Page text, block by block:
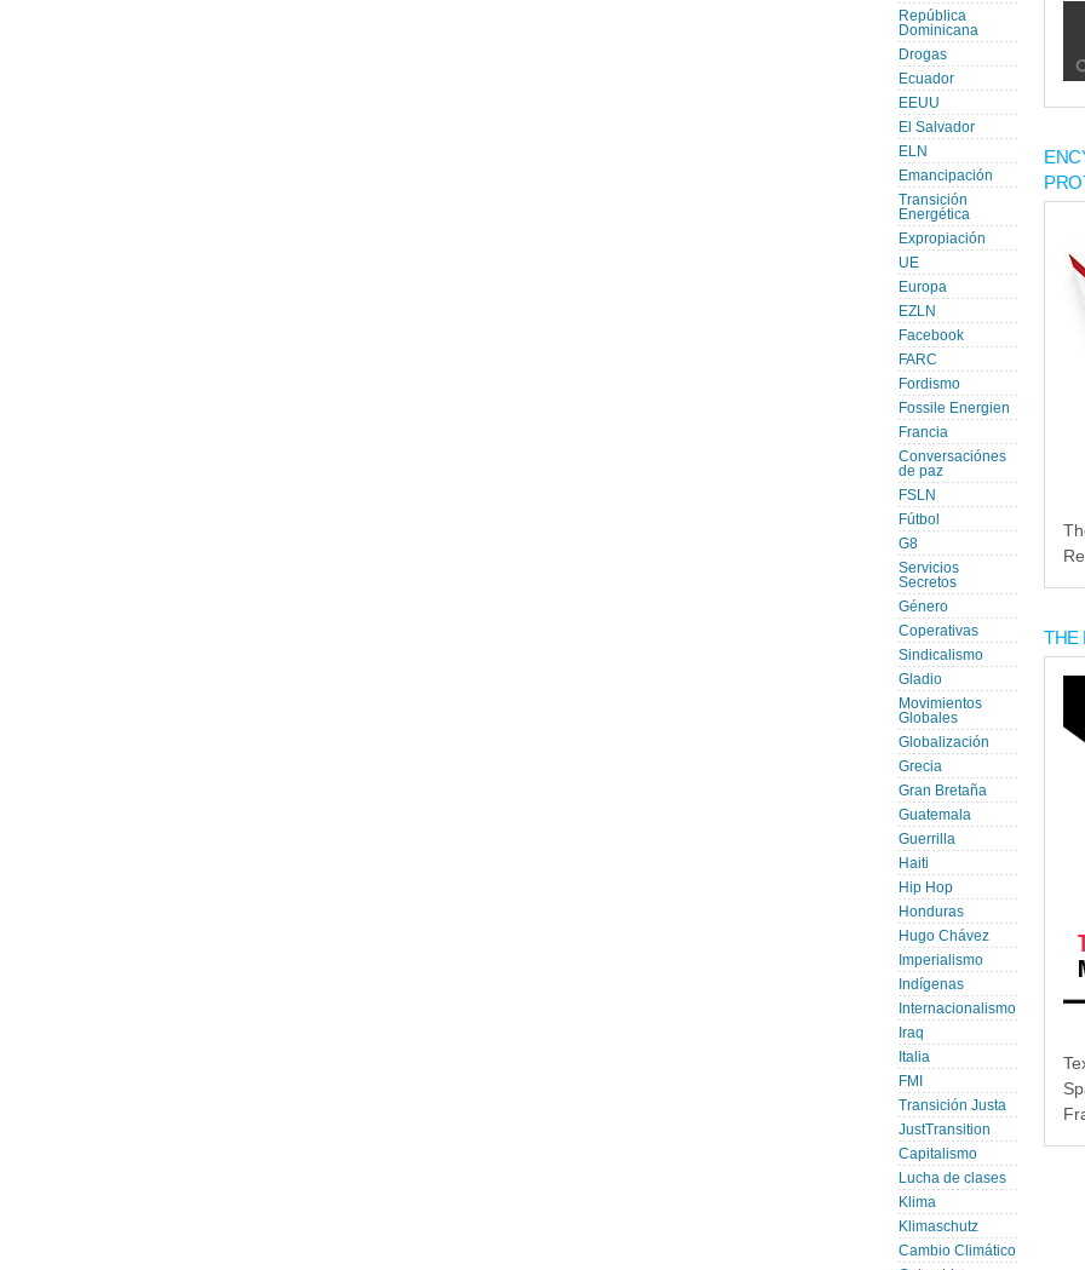
República
Dominicana
Drogas
Ecuador
EEUU
El Salvador
ELN
Emancipación
Transición
Energética
Expropiación
UE
Europa
EZLN
Facebook
FARC
Fordismo
Fossile Energien
Francia
Conversaciónes
de paz
FSLN
Fútbol
G8
Servicios
Secretos
Género
Coperativas
Sindicalismo
Gladio
Movimientos
Globales
Globalización
Grecia
Gran Bretaña
Guatemala
Guerrilla
Haiti
Hip Hop
Honduras
Hugo Chávez
Imperialismo
Indígenas
Internacionalismo
Iraq
Italia
FMI
Transición Justa
JustTransition
Capitalismo
Lucha de clases
Klima
Klimaschutz
Cambio Climático
THE